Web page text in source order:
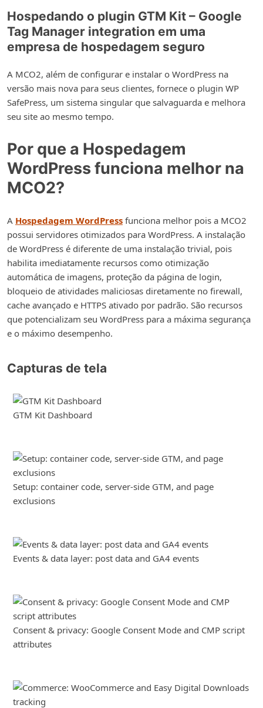
Hospedando o plugin GTM Kit – Google
Tag Manager integration em uma
empresa de hospedagem seguro
A MCO2, além de configurar e instalar o WordPress na
versão mais nova para seus clientes, fornece o plugin WP
SafePress, um sistema singular que salvaguarda e melhora
seu site ao mesmo tempo.
Por que a Hospedagem
WordPress funciona melhor na
MCO2?
A Hospedagem WordPress funciona melhor pois a MCO2
possui servidores otimizados para WordPress. A instalação
de WordPress é diferente de uma instalação trivial, pois
habilita imediatamente recursos como otimização
automática de imagens, proteção da página de login,
bloqueio de atividades maliciosas diretamente no firewall,
cache avançado e HTTPS ativado por padrão. São recursos
que potencializam seu WordPress para a máxima segurança
e o máximo desempenho.
Capturas de tela
GTM Kit Dashboard
Setup: container code, server-side GTM, and page
exclusions
Events & data layer: post data and GA4 events
Consent & privacy: Google Consent Mode and CMP script
attributes